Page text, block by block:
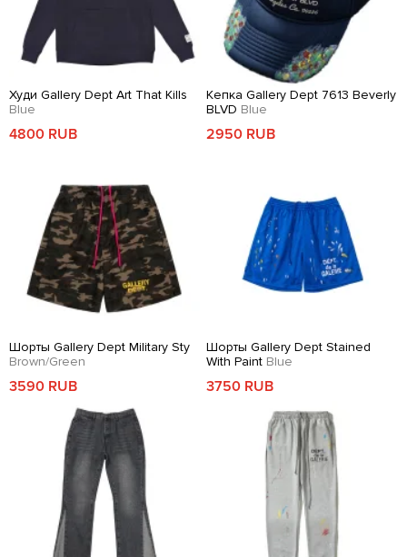
Худи Gallery Dept Art That Kills
Blue
4800 RUB
Кепка Gallery Dept 7613 Beverly
BLVD Blue
2950 RUB
Шорты Gallery Dept Military Sty
Brown/Green
3590 RUB
Шорты Gallery Dept Stained
With Paint Blue
3750 RUB